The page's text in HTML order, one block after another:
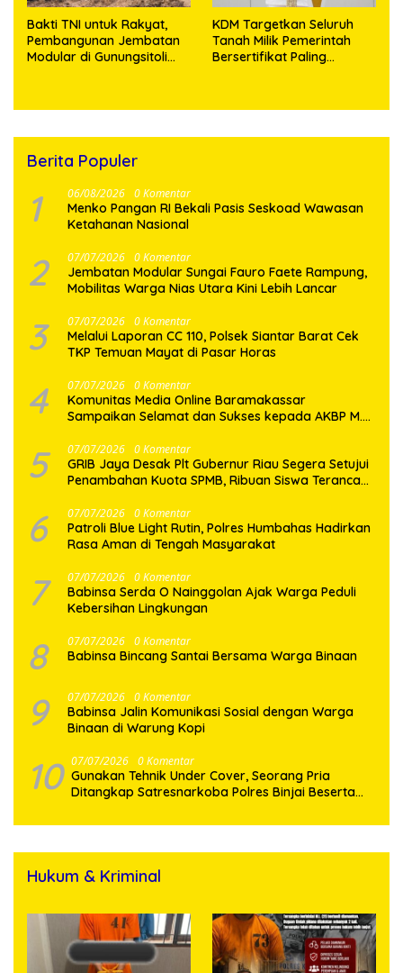
Bakti TNI untuk Rakyat,
Pembangunan Jembatan
Modular di Gunungsitoli
KDM Targetkan Seluruh
Tanah Milik Pemerintah
Bersertifikat Paling
Berita Populer
1 06/08/2026 0 Komentar
Menko Pangan RI Bekali Pasis Seskoad Wawasan
Ketahanan Nasional
2 07/07/2026 0 Komentar
Jembatan Modular Sungai Fauro Faete Rampung,
Mobilitas Warga Nias Utara Kini Lebih Lancar
3 07/07/2026 0 Komentar
Melalui Laporan CC 110, Polsek Siantar Barat Cek
TKP Temuan Mayat di Pasar Horas
4 07/07/2026 0 Komentar
Komunitas Media Online Baramakassar
Sampaikan Selamat dan Sukses kepada AKBP M.
5 07/07/2026 0 Komentar
GRIB Jaya Desak Plt Gubernur Riau Segera Setujui
Penambahan Kuota SPMB, Ribuan Siswa Terancam
6 07/07/2026 0 Komentar
Patroli Blue Light Rutin, Polres Humbahas Hadirkan
Rasa Aman di Tengah Masyarakat
7 07/07/2026 0 Komentar
Babinsa Serda O Nainggolan Ajak Warga Peduli
Kebersihan Lingkungan
8 07/07/2026 0 Komentar
Babinsa Bincang Santai Bersama Warga Binaan
9 07/07/2026 0 Komentar
Babinsa Jalin Komunikasi Sosial dengan Warga
Binaan di Warung Kopi
10 07/07/2026 0 Komentar
Gunakan Tehnik Under Cover, Seorang Pria
Ditangkap Satresnarkoba Polres Binjai Beserta
Hukum & Kriminal